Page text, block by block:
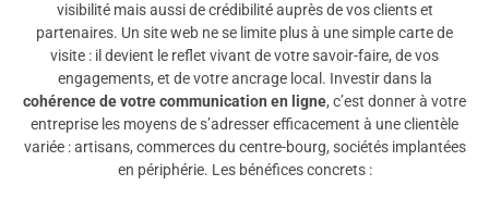
visibilité mais aussi de crédibilité auprès de vos clients et
partenaires. Un site web ne se limite plus à une simple carte de
visite : il devient le reflet vivant de votre savoir-faire, de vos
engagements, et de votre ancrage local. Investir dans la
cohérence de votre communication en ligne, c’est donner à votre
entreprise les moyens de s’adresser efficacement à une clientèle
variée : artisans, commerces du centre-bourg, sociétés implantées
en périphérie. Les bénéfices concrets :